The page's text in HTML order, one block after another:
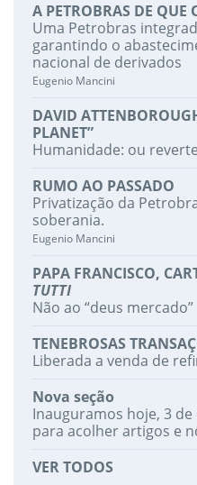
A PETROBRAS DE QUE
Uma Petrobras
garantindo o
nacional de derivados
Eugenio Mancini
DAVID
PLANET”
Humanidade: ou
RUMO AO PASSADO
Privatização da
soberania.
Eugenio Mancini
PAPA FRANCISCO,
TUTTI
Não ao “deus mercado”
TENEBROSAS
Liberada a venda de
Nova seção
Inauguramos hoje, 3
para acolher artigos e
VER TODOS